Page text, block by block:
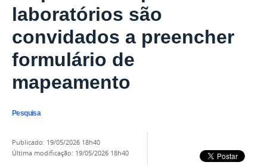
laboratórios são
convidados a preencher
formulário de
mapeamento
Pesquisa
publicado: 19/05/2026 18h40
última modificação: 19/05/2026 18h40